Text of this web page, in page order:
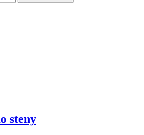
steny